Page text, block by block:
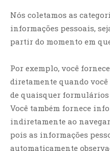
Nós coletamos as
informações pessoais,
partir do momento em
Por exemplo, você
diretamente quando
de quaisquer formulários
Você também fornece
indiretamente ao
pois as informações
automaticamente